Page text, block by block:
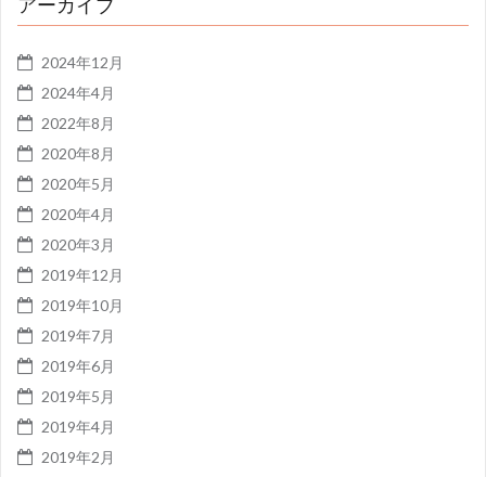
2024年12月
2024年4月
2022年8月
2020年8月
2020年5月
2020年4月
2020年3月
2019年12月
2019年10月
2019年7月
2019年6月
2019年5月
2019年4月
2019年2月